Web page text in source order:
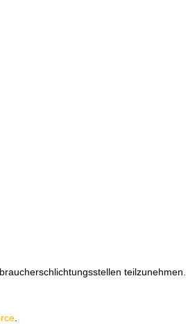
teilzunehmen.